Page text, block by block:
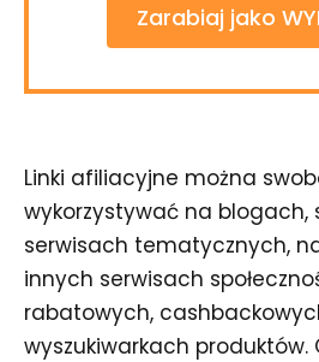
Zarabiaj jako
Linki afiliacyjne można
wykorzystywać na blogach,
serwisach tematycznych,
innych serwisach
rabatowych,
wyszukiwarkach produktów.